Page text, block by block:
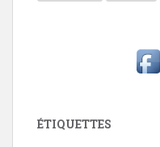
ÉTIQUETTES